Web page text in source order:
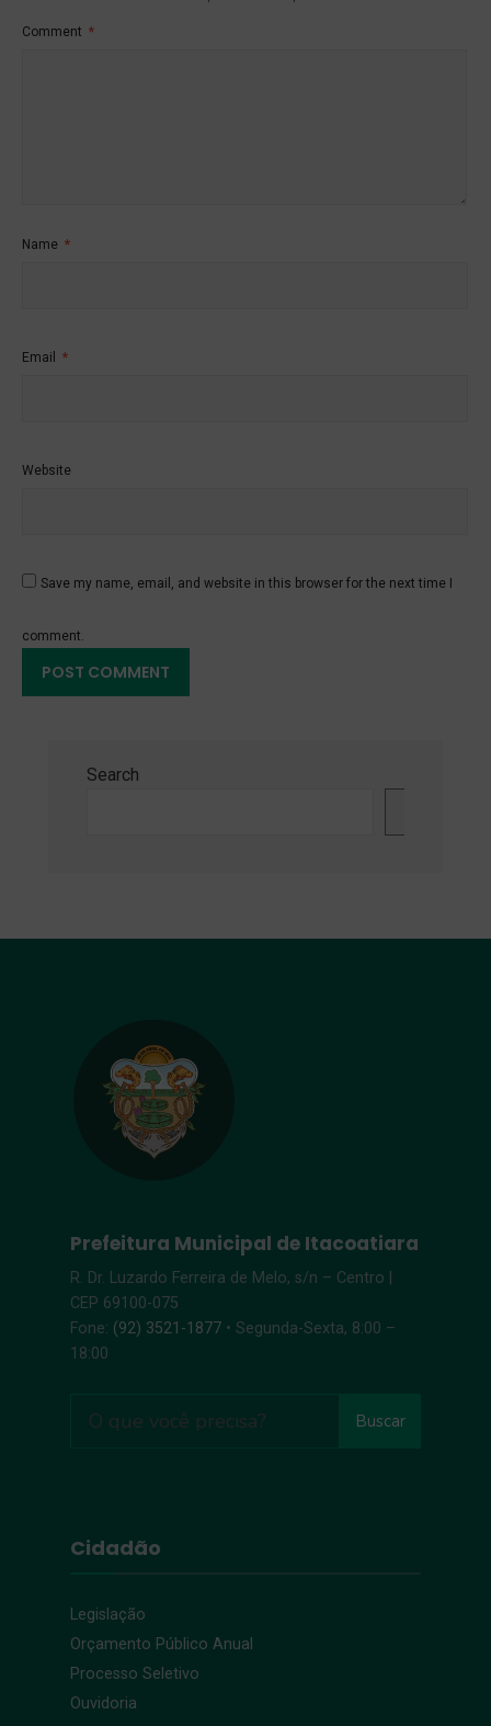
Comment *
Name *
Email *
Website
Save my name, email, and website in this browser for the next time I
comment.
Search
Prefeitura Municipal de Itacoatiara
R. Dr. Luzardo Ferreira de Melo, s/n – Centro |
CEP 69100-075
Fone: (92) 3521-1877 • Segunda-Sexta, 8:00 –
18:00
Buscar
Cidadão
Legislação
Orçamento Público Anual
Processo Seletivo
Ouvidoria